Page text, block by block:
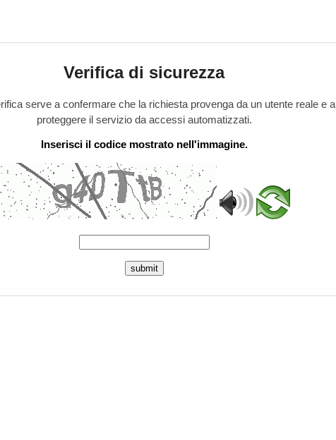
Verifica di sicurezza
serve a confermare che la richiesta provenga da un utente reale e a
proteggere il servizio da accessi automatizzati.
Inserisci il codice mostrato nell'immagine.
submit